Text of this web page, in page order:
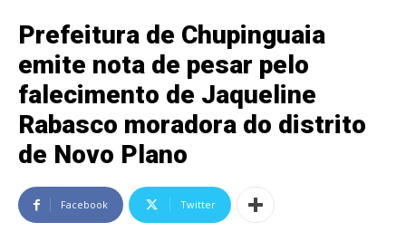
Prefeitura de Chupinguaia
emite nota de pesar pelo
falecimento de Jaqueline
Rabasco moradora do distrito
de Novo Plano
Facebook Twitter